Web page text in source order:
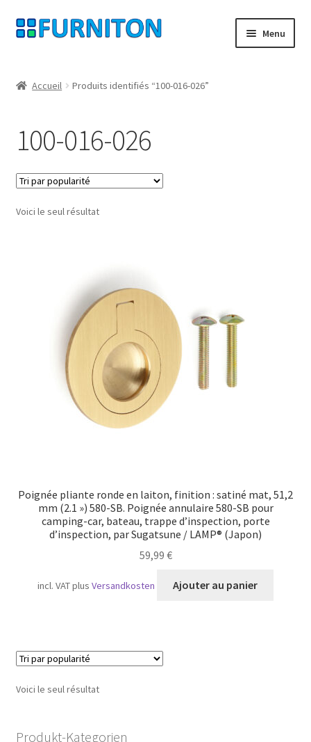
Aller
à
navigation
Aller
au
Menu
Protection des données
Droit de rétractation
Contact
CONDITIONS GÉNÉRALES DE VENTE
Transport maritime
Accueil Produits identifiés “100-016-026”
100-016-026
Voici le seul résultat
Poignée pliante ronde en laiton, finition : satiné mat, 51,2
mm (2.1 ») 580-SB. Poignée annulaire 580-SB pour
camping-car, bateau, trappe d’inspection, porte
d’inspection, par Sugatsune / LAMP® (Japon)
59,99 €
incl. VATplusVersandkosten Ajouter au panier
Voici le seul résultat
Produkt-Kategorien